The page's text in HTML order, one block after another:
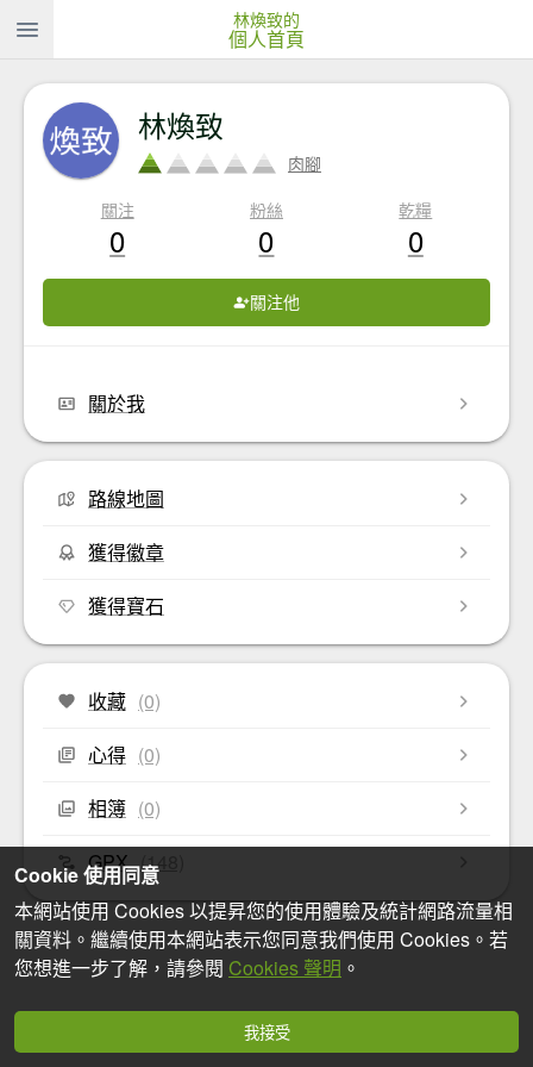
林煥致的
個人首頁
林煥致
肉腳
關注
0
粉絲
0
乾糧
0
關注他
關於我
路線地圖
獲得徽章
獲得寶石
收藏 (0)
心得 (0)
相簿 (0)
GPX (148)
Cookie 使用同意
本網站使用 Cookies 以提昇您的使用體驗及統計網路流量相
關資料。繼續使用本網站表示您同意我們使用 Cookies。若
您想進一步了解，請參閱 Cookies 聲明 。
我接受